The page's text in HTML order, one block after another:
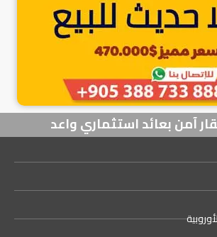
آمن بعائد استثماري واعد